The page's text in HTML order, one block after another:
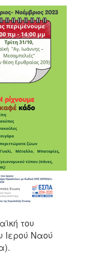
του
Ναού